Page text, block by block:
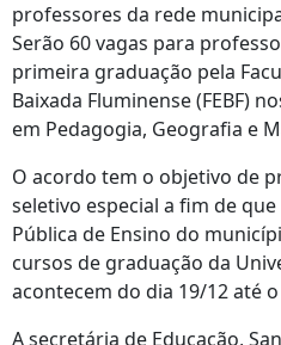
professores da rede
Serão 60 vagas para
primeira graduação pela
Baixada Fluminense (FEBF)
em Pedagogia, Geografia e
O acordo tem o objetivo de
seletivo especial a fim de
Pública de Ensino do
cursos de graduação da
acontecem do dia 19/12 até
A secretária de Educação,